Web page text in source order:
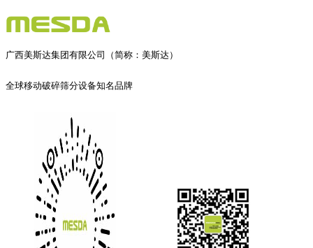
广西美斯达集团有限公司（简称：美斯达）
全球移动破碎筛分设备知名品牌